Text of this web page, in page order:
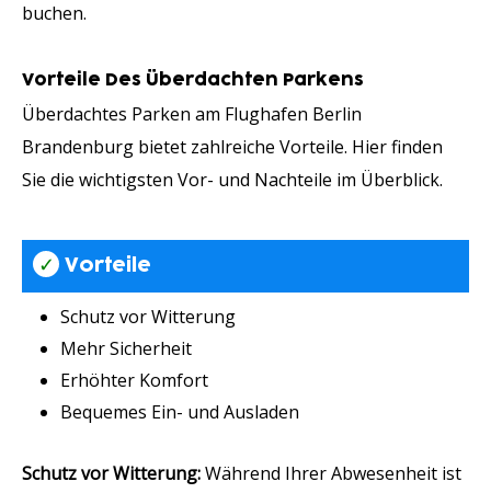
buchen.
Vorteile Des Überdachten Parkens
Überdachtes Parken am Flughafen Berlin
Brandenburg bietet zahlreiche Vorteile. Hier finden
Sie die wichtigsten Vor- und Nachteile im Überblick.
✓ Vorteile
Schutz vor Witterung
Mehr Sicherheit
Erhöhter Komfort
Bequemes Ein- und Ausladen
Schutz vor Witterung:Während Ihrer Abwesenheit ist